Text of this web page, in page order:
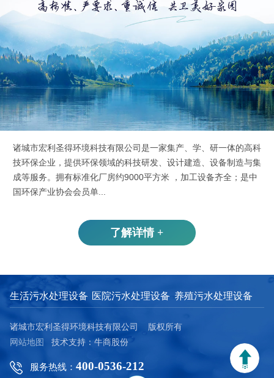
诸城市宏利圣得环境科技有限公司是一家集产、学、研一体的高科
技环保企业，提供环保领域的科技研发、设计建造、设备制造与集
成等服务。拥有标准化厂房约9000平方米 ，加工设备齐全；是中
国环保产业协会会员单...
了解详情 +
生活污水处理设备 医院污水处理设备 养殖污水处理设备
诸城市宏利圣得环境科技有限公司 版权所有
网站地图
技术支持：牛商股份
服务热线： 400-0536-212